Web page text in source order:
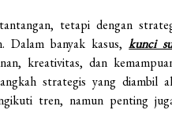
tetapi dengan
Dalam banyak kasus,kunci
kreativitas, dan
strategis yang diambil
tren, namun penting